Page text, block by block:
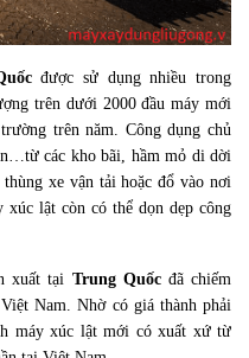
được sử dụng nhiều trong
trên dưới 2000 đầu máy mới
trên năm. Công dụng chủ
các kho bãi, hầm mỏ di dời
xe vận tải hoặc đổ vào nơi
lật còn có thể dọn dẹp công
xuất tại Trung Quốcđã chiếm
Nam. Nhờ có giá thành phải
máy xúc lật mới có xuất xứ từ